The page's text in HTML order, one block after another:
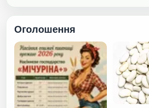
Оголошення